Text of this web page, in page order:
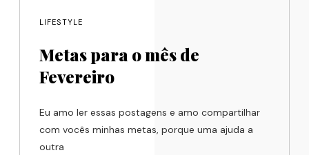
LIFESTYLE
Metas para o mês de
Fevereiro
Eu amo ler essas postagens e amo compartilhar
com vocês minhas metas, porque uma ajuda a
outra